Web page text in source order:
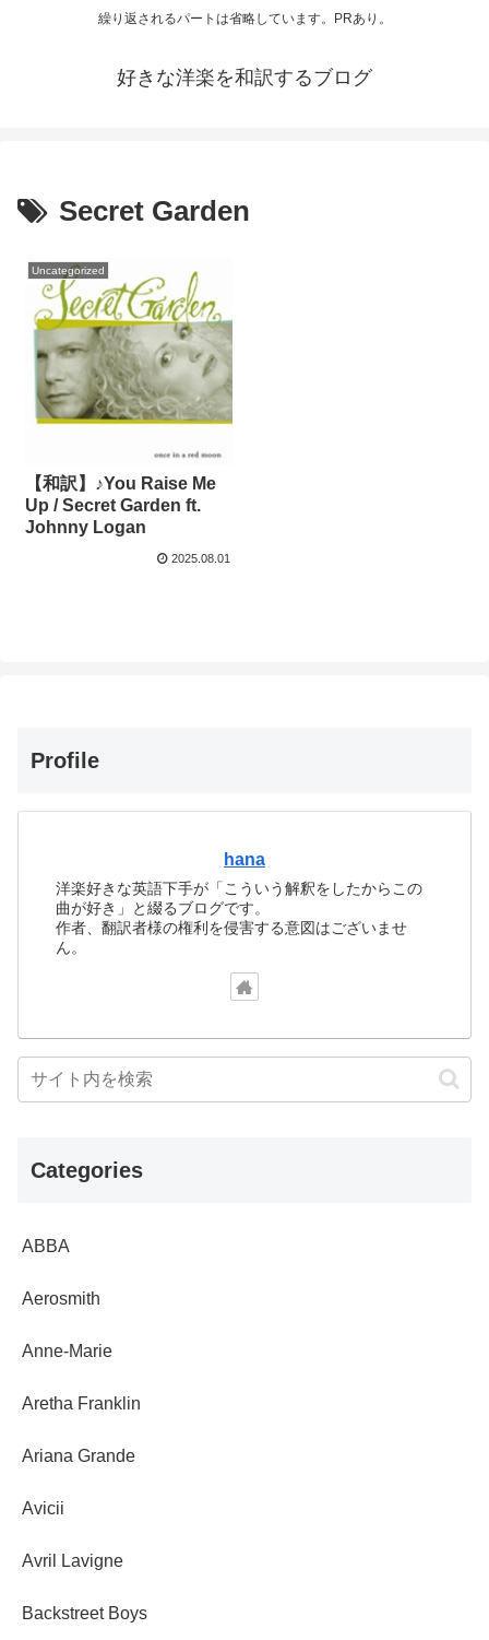
繰り返されるパートは省略しています。PRあり。
好きな洋楽を和訳するブログ
Secret Garden
Uncategorized
【和訳】♪You Raise Me
Up / Secret Garden ft.
Johnny Logan
2025.08.01
Profile
hana
洋楽好きな英語下手が「こういう解釈をしたからこの
曲が好き」と綴るブログです。
作者、翻訳者様の権利を侵害する意図はございませ
ん。
Categories
ABBA
Aerosmith
Anne-Marie
Aretha Franklin
Ariana Grande
Avicii
Avril Lavigne
Backstreet Boys